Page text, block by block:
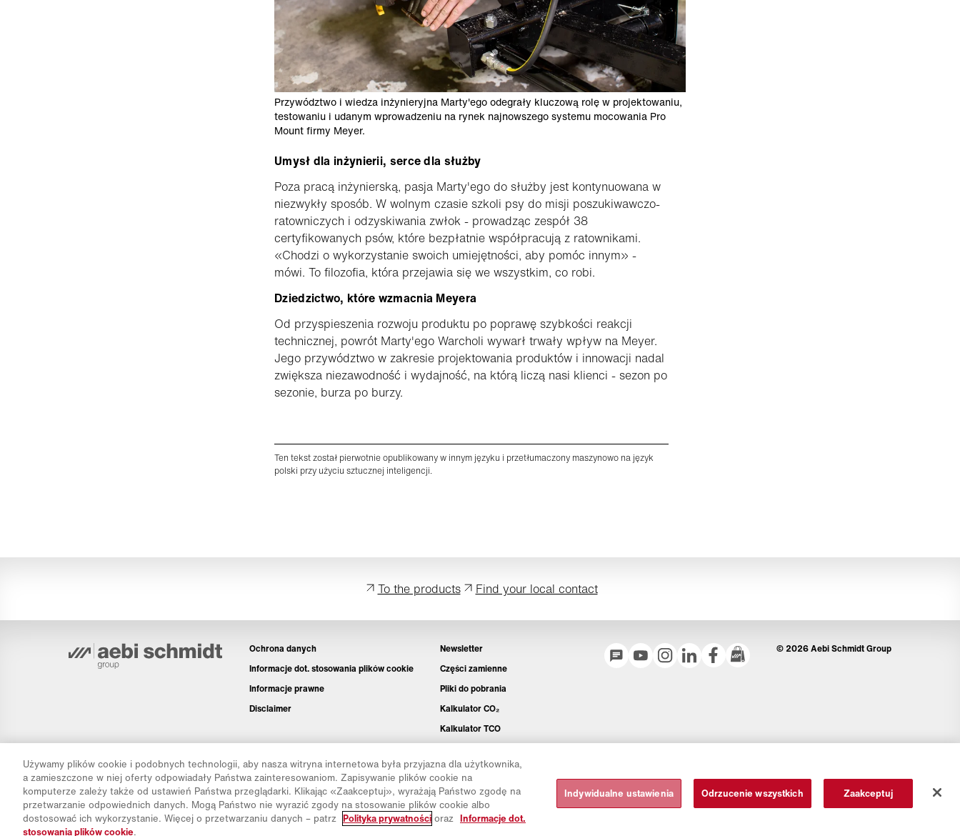
Przywództwo i wiedza inżynieryjna Marty'ego odegrały kluczową rolę w projektowaniu,
testowaniu i udanym wprowadzeniu na rynek najnowszego systemu mocowania Pro
Mount firmy Meyer.
Umysł dla inżynierii, serce dla służby
Poza pracą inżynierską, pasja Marty'ego do służby jest kontynuowana w
niezwykły sposób. W wolnym czasie szkoli psy do misji poszukiwawczo-
ratowniczych i odzyskiwania zwłok - prowadząc zespół 38
certyfikowanych psów, które bezpłatnie współpracują z ratownikami.
«Chodzi o wykorzystanie swoich umiejętności, aby pomóc innym» -
mówi. To filozofia, która przejawia się we wszystkim, co robi.
Dziedzictwo, które wzmacnia Meyera
Od przyspieszenia rozwoju produktu po poprawę szybkości reakcji
technicznej, powrót Marty'ego Warcholi wywarł trwały wpływ na Meyer.
Jego przywództwo w zakresie projektowania produktów i innowacji nadal
zwiększa niezawodność i wydajność, na którą liczą nasi klienci - sezon po
sezonie, burza po burzy.
Ten tekst został pierwotnie opublikowany w innym języku i przetłumaczony maszynowo na język
polski przy użyciu sztucznej inteligencji.
To the products Find your local contact
Ochrona danych
Informacje dot. stosowania plików cookie
Informacje prawne
Disclaimer
Newsletter
Części zamienne
Pliki do pobrania
Kalkulator CO₂
Kalkulator TCO
Grupy produktów
Logowanie do platformy IntelliOPS
CollabHub Login
© 2026 Aebi Schmidt Group
Używamy plików cookie i podobnych technologii, aby nasza witryna internetowa była przyjazna dla użytkownika,
a zamieszczone w niej oferty odpowiadały Państwa zainteresowaniom. Zapisywanie plików cookie na
komputerze zależy także od ustawień Państwa przeglądarki. Klikając «Zaakceptuj», wyrażają Państwo zgodę na
przetwarzanie odpowiednich danych. Mogą Państwo nie wyrazić zgody na stosowanie plików cookie albo
dostosować ich wykorzystanie. Więcej o przetwarzaniu danych – patrz Polityka prywatności oraz Informacje dot.
stosowania plików cookie.
Indywidualne ustawienia Odrzucenie wszystkich Zaakceptuj